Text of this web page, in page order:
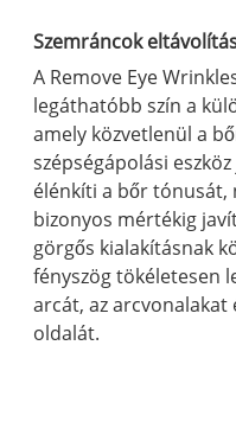
Szemráncok
A Remove Eye
legáthatóbb szín a
amely közvetlenül a
szépségápolási
élénkíti a bőr tónusát,
bizonyos mértékig
görgős kialakításnak
fényszög tökéletesen
arcát, az
oldalát.